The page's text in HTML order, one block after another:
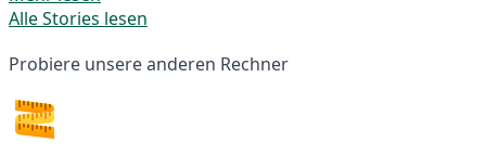
Alle Stories lesen
Probiere unsere anderen Rechner